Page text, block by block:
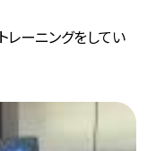
レーニングをしてい